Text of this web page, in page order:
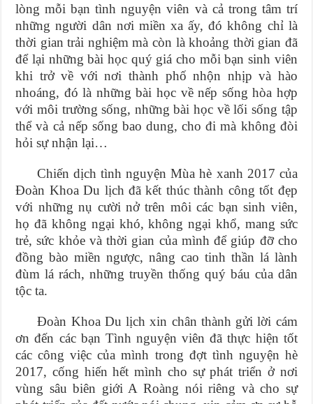
lòng mỗi bạn tình nguyện viên và cả trong tâm trí
những người dân nơi miền xa ấy, đó không chỉ là
thời gian trải nghiệm mà còn là khoảng thời gian đã
để lại những bài học quý giá cho mỗi bạn sinh viên
khi trở về với nơi thành phố nhộn nhịp và hào
nhoáng, đó là những bài học về nếp sống hòa hợp
với môi trường sống, những bài học về lối sống tập
thể và cả nếp sống bao dung, cho đi mà không đòi
hỏi sự nhận lại…
Chiến dịch tình nguyện Mùa hè xanh 2017 của
Đoàn Khoa Du lịch đã kết thúc thành công tốt đẹp
với những nụ cười nở trên môi các bạn sinh viên,
họ đã không ngại khó, không ngại khổ, mang sức
trẻ, sức khỏe và thời gian của mình để giúp đỡ cho
đồng bào miền ngược, nâng cao tinh thần lá lành
đùm lá rách, những truyền thống quý báu của dân
tộc ta.
Đoàn Khoa Du lịch xin chân thành gửi lời cám
ơn đến các bạn Tình nguyện viên đã thực hiện tốt
các công việc của mình trong đợt tình nguyện hè
2017, cống hiến hết mình cho sự phát triển ở nơi
vùng sâu biên giới A Roàng nói riêng và cho sự